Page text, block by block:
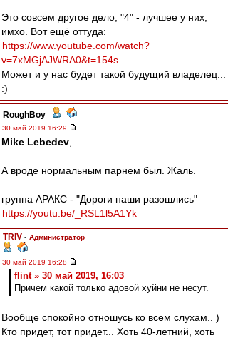
Это совсем другое дело, "4" - лучшее у них,
имхо. Вот ещё оттуда:
https://www.youtube.com/watch?
v=7xMGjAJWRA0&t=154s
Может и у нас будет такой будущий владелец...
:)
RoughBoy -
30 май 2019 16:29
Mike Lebedev
А вроде нормальным парнем был. Жаль.
группа АРАКС - "Дороги наши разошлись"
https://youtu.be/_RSL1l5A1Yk
TRIV - Администратор
30 май 2019 16:28
flint » 30 май 2019, 16:03
Причем какой только адовой хуйни не несут.
Вообще спокойно отношусь ко всем слухам.. )
Кто придет, тот придет... Хоть 40-летний, хоть